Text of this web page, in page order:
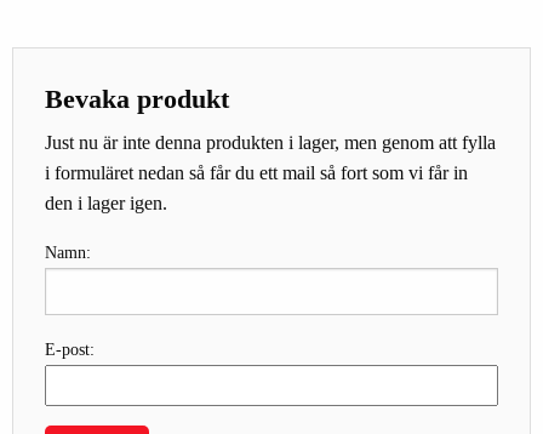
Bevaka produkt
Just nu är inte denna produkten i lager, men genom att fylla
i formuläret nedan så får du ett mail så fort som vi får in
den i lager igen.
Namn:
E-post: